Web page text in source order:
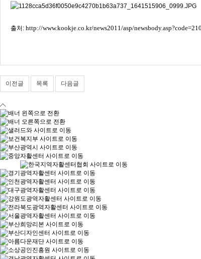
출처: http://www.kookje.co.kr/news2011/asp/
이전글 목록 다음글